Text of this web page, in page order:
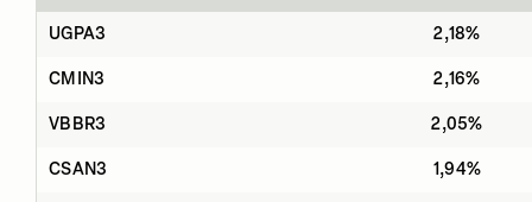
UGPA3 2,18%
CMIN3 2,16%
VBBR3 2,05%
CSAN3 1,94%